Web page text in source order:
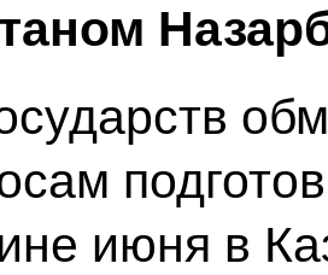
июня в